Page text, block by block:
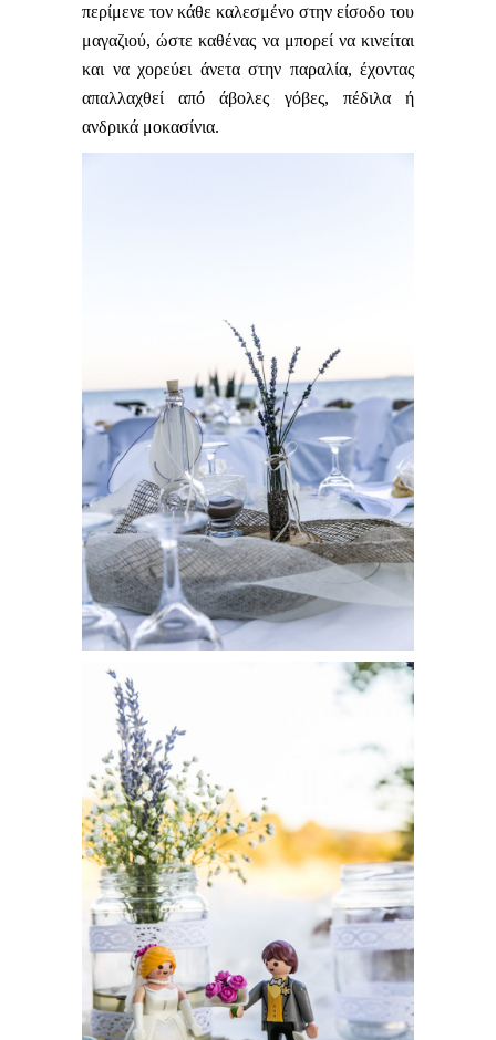
περίμενε τον κάθε καλεσμένο στην είσοδο του
μαγαζιού, ώστε καθένας να μπορεί να κινείται
και να χορεύει άνετα στην παραλία, έχοντας
απαλλαχθεί από άβολες γόβες, πέδιλα ή
ανδρικά μοκασίνια.